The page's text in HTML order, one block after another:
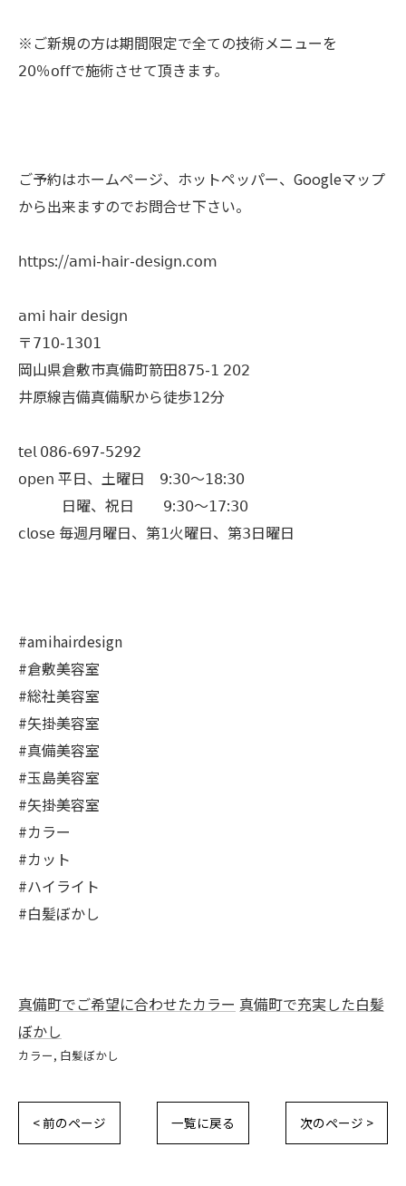
※ご新規の方は期間限定で全ての技術メニューを
𝟤𝟢％𝗈𝖿𝖿で施術させて頂きます。
ご予約はホームページ、ホットペッパー、Googleマップ
から出来ますのでお問合せ下さい。
𝗁𝗍𝗍𝗉𝗌://𝖺𝗆𝗂-𝗁𝖺𝗂𝗋-𝖽𝖾𝗌𝗂𝗀𝗇.𝖼𝗈𝗆
𝖺𝗆𝗂 𝗁𝖺𝗂𝗋 𝖽𝖾𝗌𝗂𝗀𝗇
〒𝟩𝟣𝟢-𝟣𝟥𝟢𝟣
岡山県倉敷市真備町箭田𝟪𝟩𝟧-𝟣 𝟤𝟢𝟤
井原線吉備真備駅から徒歩𝟣𝟤分
𝗍𝖾𝗅 𝟢𝟪𝟨-𝟨𝟫𝟩-𝟧𝟤𝟫𝟤
𝗈𝗉𝖾𝗇 平日、土曜日 𝟫:𝟥𝟢〜𝟣𝟪:𝟥𝟢
日曜、祝日 𝟫:𝟥𝟢〜𝟣𝟩:𝟥𝟢
𝖼𝗅𝗈𝗌𝖾 毎週月曜日、第𝟣火曜日、第𝟥日曜日
#amihairdesign
#倉敷美容室
#総社美容室
#矢掛美容室
#真備美容室
#玉島美容室
#矢掛美容室
#カラー
#カット
#ハイライト
#白髪ぼかし
真備町でご希望に合わせたカラー 真備町で充実した白髪
ぼかし
カラー 白髪ぼかし
< 前のページ 一覧に戻る 次のページ >